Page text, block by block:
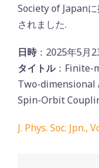
Society of Japan
されました.
日時：2025年5月
タイトル：Finite-
Two-dimensional
Spin-Orbit
J. Phys. Soc. Jpn.,